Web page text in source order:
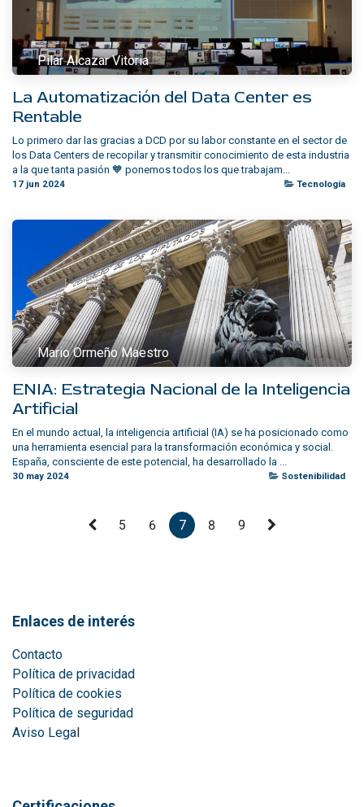
Pilar Alcazar Vitoria
La Automatización del Data Center es
Rentable
Lo primero dar las gracias a DCD por su labor constante en el sector de
los Data Centers de recopilar y transmitir conocimiento de esta industria
a la que tanta pasión 🧡 ponemos todos los que trabajam...
17 jun 2024 Tecnología
Mario Ormeño Maestro
ENIA: Estrategia Nacional de la Inteligencia
Artificial
En el mundo actual, la inteligencia artificial (IA) se ha posicionado como
una herramienta esencial para la transformación económica y social.
España, consciente de este potencial, ha desarrollado la ...
30 may 2024 Sostenibilidad
5 6 7 8 9
Enlaces de interés
Contacto
Política de privacidad
Política de cookies
Política de seguridad
Aviso Lega